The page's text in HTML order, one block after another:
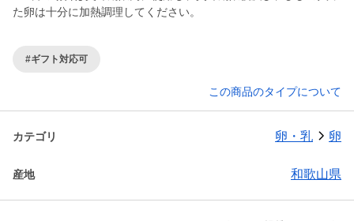
た卵は十分に加熱調理してください。
#ギフト対応可
この商品のタイプについて
カテゴリ 卵・乳 卵
産地 和歌山県